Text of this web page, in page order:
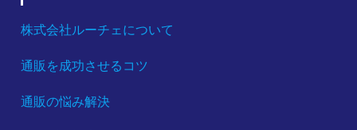
株式会社ルーチェについて
通販を成功させるコツ
通販の悩み解決